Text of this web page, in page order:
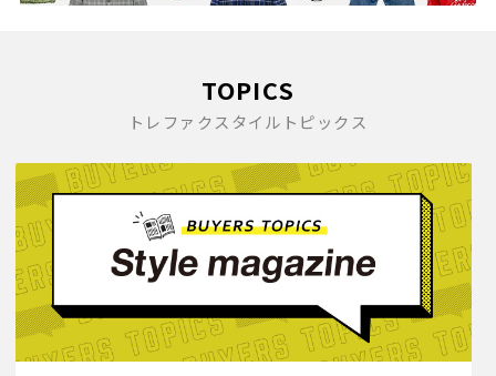
TOPICS
トレファクスタイルトピックス